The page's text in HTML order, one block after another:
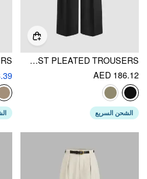
CORSETED WAIST PLEATED TROUSERS
AED 186.12
الشحن السريع